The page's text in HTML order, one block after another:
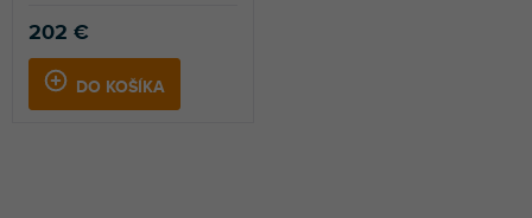
202 €
DO KOŠÍKA